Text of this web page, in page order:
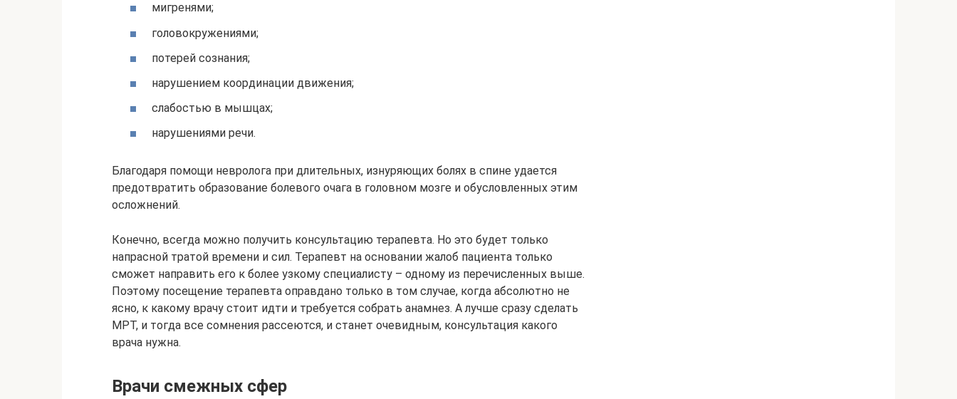
мигренями;
головокружениями;
потерей сознания;
нарушением координации движения;
слабостью в мышцах;
нарушениями речи.
Благодаря помощи невролога при длительных, изнуряющих болях в спине удается
предотвратить образование болевого очага в головном мозге и обусловленных этим
осложнений.
Конечно, всегда можно получить консультацию терапевта. Но это будет только
напрасной тратой времени и сил. Терапевт на основании жалоб пациента только
сможет направить его к более узкому специалисту – одному из перечисленных выше.
Поэтому посещение терапевта оправдано только в том случае, когда абсолютно не
ясно, к какому врачу стоит идти и требуется собрать анамнез. А лучше сразу сделать
МРТ, и тогда все сомнения рассеются, и станет очевидным, консультация какого
врача нужна.
Врачи смежных сфер